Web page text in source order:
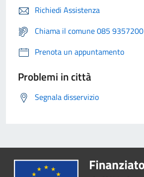
Richiedi Assistenza
Chiama il comune 085 9357200
Prenota un appuntamento
Problemi in città
Segnala disservizio